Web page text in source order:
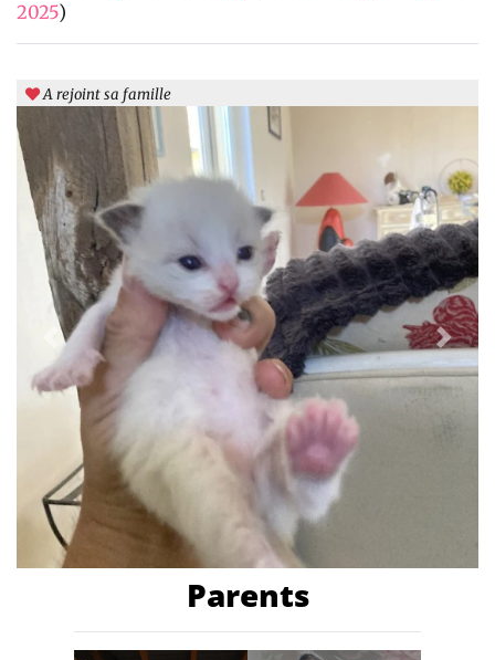
A rejoint sa famille
Previous Next
2025)
Parents